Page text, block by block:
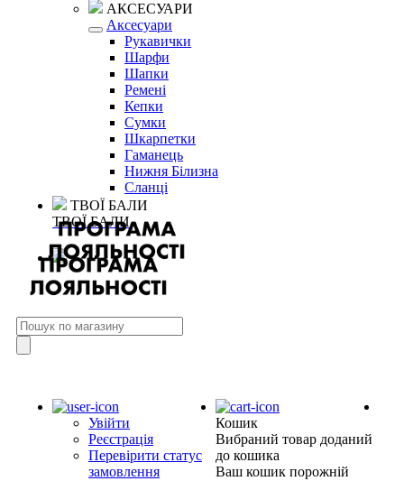
АКСЕСУАРИ
Аксесуари
Рукавички
Шарфи
Шапки
Ремені
Кепки
Сумки
Шкарпетки
Гаманець
Нижня Білизна
Сланці
ТВОЇ БАЛИ
ТВОЇ БАЛИ
Увійти
Реєстрація
Перевірити статус
замовлення
Кошик
Вибраний товар доданий
до кошика
Ваш кошик порожній